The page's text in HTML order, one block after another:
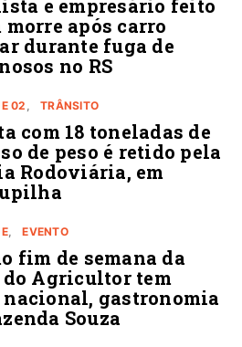
e empresário feito
morre após carro
durante fuga de
no RS
02 TRÂNSITO
com 18 toneladas de
de peso é retido pela
Rodoviária, em
EVENTO
fim de semana da
do Agricultor tem
gastronomia
Souza